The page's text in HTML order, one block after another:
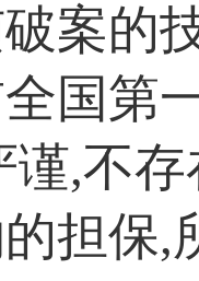
案的
国第
谨,不
担保,